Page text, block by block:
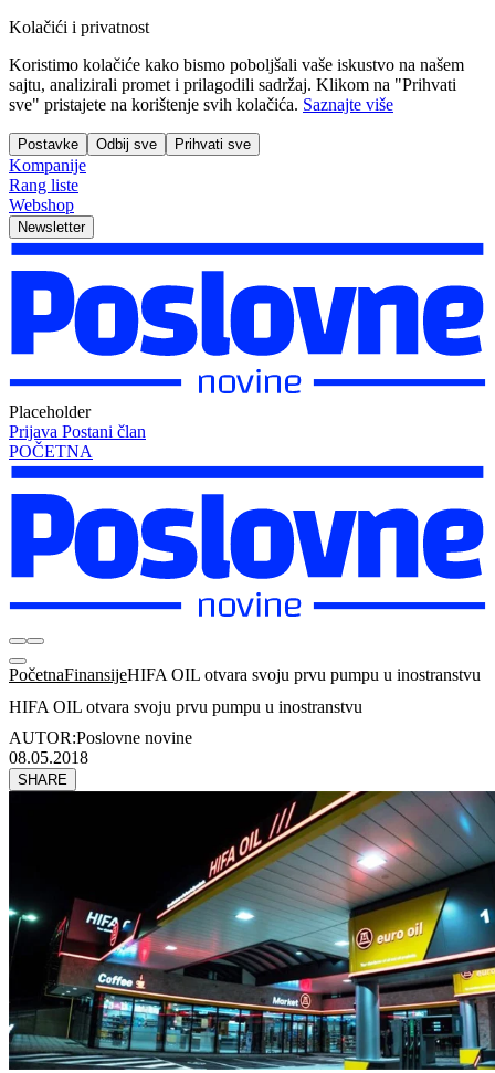
Kolačići i privatnost
Koristimo kolačiće kako bismo poboljšali vaše iskustvo na našem
sajtu, analizirali promet i prilagodili sadržaj. Klikom na "Prihvati
sve" pristajete na korištenje svih kolačića. Saznajte više
Postavke Odbij sve Prihvati sve
Kompanije
Rang liste
Webshop
Newsletter
Placeholder
Prijava Postani član
POČETNA
PočetnaFinansijeHIFA OIL otvara svoju prvu pumpu u inostranstvu
HIFA OIL otvara svoju prvu pumpu u inostranstvu
AUTOR:Poslovne novine
08.05.2018
SHARE